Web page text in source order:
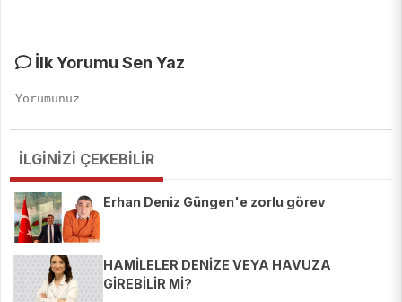
İlk Yorumu Sen Yaz
İLGİNİZİ ÇEKEBİLİR
Erhan Deniz Güngen'e zorlu görev
HAMİLELER DENİZE VEYA HAVUZA
GİREBİLİR Mİ?